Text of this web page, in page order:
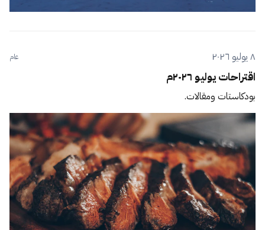
٨ يوليو ٢٠٢٦ عام
اقتراحات يوليو ٢٠٢٦م
بودكاستات ومقالات.